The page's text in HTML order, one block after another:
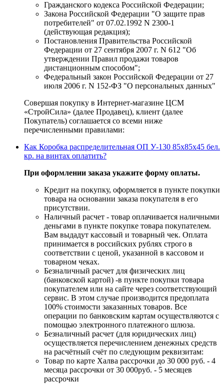
Гражданского кодекса Российской Федерации;
Закона Российской Федерации "О защите прав
потребителей" от 07.02.1992 N 2300-1
(действующая редакция);
Постановления Правительства Российской
Федерации от 27 сентября 2007 г. N 612 "Об
утверждении Правил продажи товаров
дистанционным способом";
Федеральный закон Российской Федерации от 27
июля 2006 г. N 152-ФЗ "О персональных данных"
Совершая покупку в Интернет-магазине ЦСМ
«СтройСила» (далее Продавец), клиент (далее
Покупатель) соглашается со всеми ниже
перечисленными правилами:
Как Коробка распределительная ОП У-130 85х85х45 бел.
кр. на винтах оплатить?
При оформлении заказа укажите форму оплаты.
Кредит на покупку, оформляется в пункте покупки
товара на основании заказа покупателя в его
присутствии.
Наличный расчет - товар оплачивается наличными
деньгами в пункте покупке товара покупателем.
Вам выдадут кассовый и товарный чек. Оплата
принимается в российских рублях строго в
соответствии с ценой, указанной в кассовом и
товарном чеках.
Безналичный расчет для физических лиц
(банковской картой) -в пункте покупки товара
покупателем или на сайте через соответствующий
сервис. В этом случае производится предоплата
100% стоимости заказанных товаров. Все
операции по банковским картам осуществляются с
помощью электронного платежного шлюза.
Безналичный расчет (для юридических лиц)
осуществляется перечислением денежных средств
на расчётный счёт по следующим реквизитам:
Товар по карте Халва рассрочки до 30 000 руб. - 4
месяца рассрочки от 30 000руб. - 5 месяцев
рассрочки